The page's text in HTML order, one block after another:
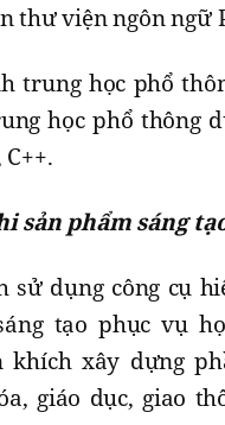
thư viện ngôn ngữ
trung học phổ
học phổ thông
sản phẩm sáng
sử dụng công cụ
tạo phục vụ
khích xây dựng
giáo dục, giao